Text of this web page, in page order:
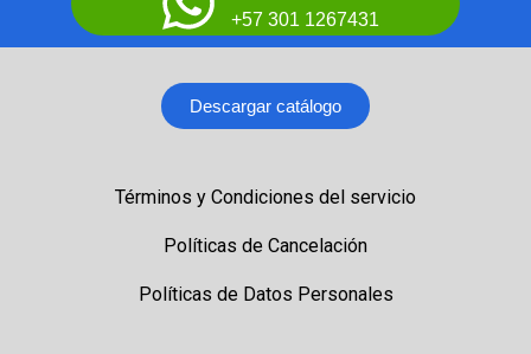
+57 301 1267431
Descargar catálogo
Términos y Condiciones del servicio
Políticas de Cancelación
Políticas de Datos Personales